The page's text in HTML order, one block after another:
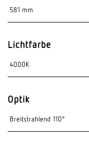
Lichtfarbe
Optik